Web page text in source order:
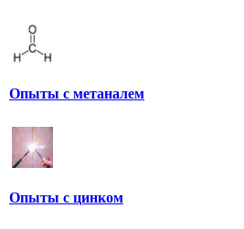
Опыты с метаналем
Опыты с цинком